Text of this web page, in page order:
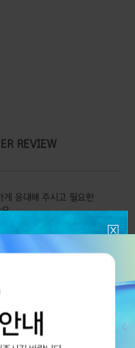
REVIEW
게 응대해 주시고 필요한
요
2번째 방문
자원장님 보톡스 언제나
있어요~^^